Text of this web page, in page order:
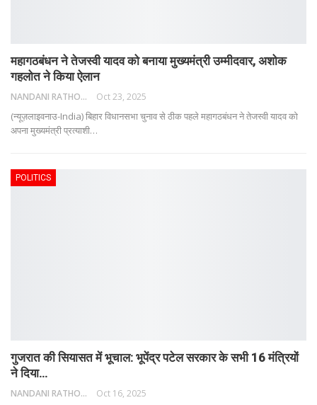
महागठबंधन ने तेजस्वी यादव को बनाया मुख्यमंत्री उम्मीदवार, अशोक
गहलोत ने किया ऐलान
NANDANI RATHORE Oct 23, 2025
(न्यूज़लाइवनाउ-India) बिहार विधानसभा चुनाव से ठीक पहले महागठबंधन ने तेजस्वी यादव को
अपना मुख्यमंत्री प्रत्याशी…
POLITICS
गुजरात की सियासत में भूचाल: भूपेंद्र पटेल सरकार के सभी 16 मंत्रियों
ने दिया…
NANDANI RATHORE Oct 16, 2025